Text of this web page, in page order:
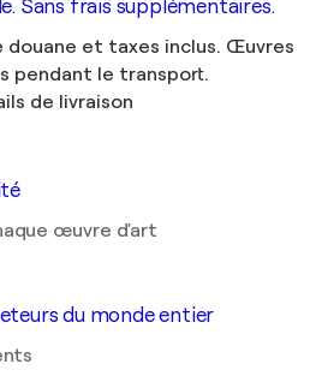
Sans frais supplémentaires.
douane et taxes inclus. Œuvres
pendant le transport.
de livraison
œuvre d'art
du monde entier